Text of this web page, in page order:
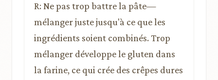
R: Ne pas trop battre la pâte—
mélanger juste jusqu'à ce que les
ingrédients soient combinés. Trop
mélanger développe le gluten dans
la farine, ce qui crée des crêpes dures